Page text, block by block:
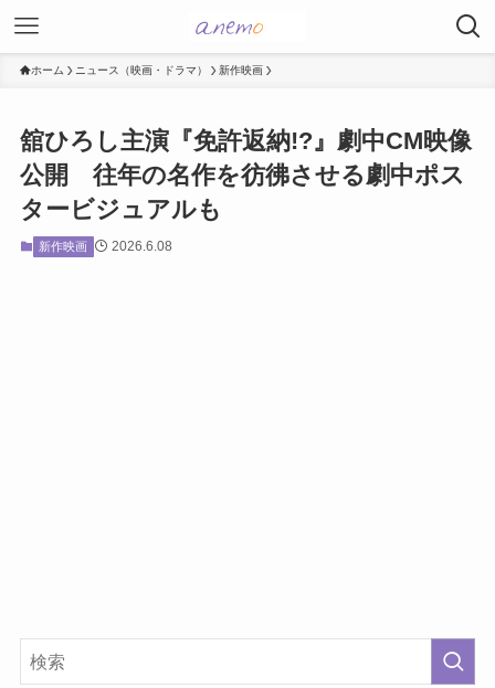
ホーム ニュース（映画・ドラマ） 新作映画
舘ひろし主演『免許返納!?』劇中CM映像
公開 往年の名作を彷彿させる劇中ポス
タービジュアルも
新作映画 2026.6.08